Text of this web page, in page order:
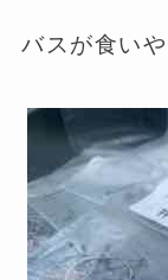
バスが食い